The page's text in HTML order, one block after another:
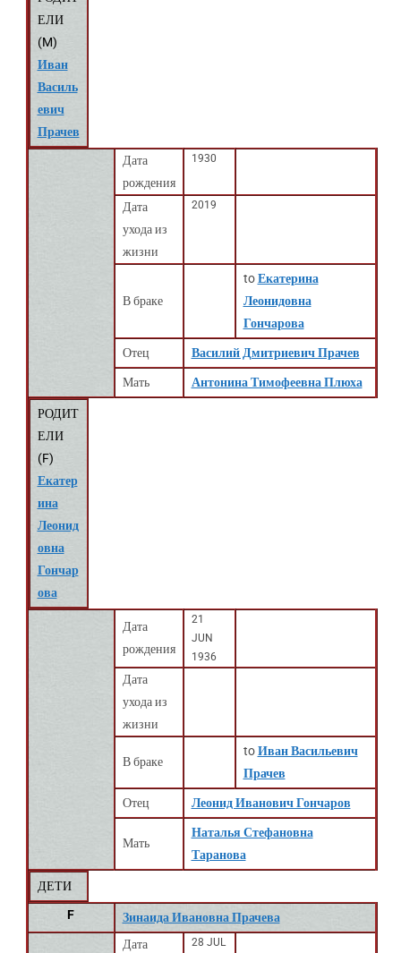
ЕЛИ
(M)
Иван
Василь
евич
Прачев
Дата
рождения
1930
Дата
ухода из
жизни
2019
В браке
toЕкатерина
Леонидовна
Гончарова
Отец Василий Дмитриевич Прачев
Мать Антонина Тимофеевна Плюха
РОДИТ
ЕЛИ
(F)
Екатер
ина
Леонид
овна
Гончар
ова
Дата
рождения
21
JUN
1936
Дата
ухода из
жизни
В браке
toИван Васильевич
Прачев
Отец Леонид Иванович Гончаров
Мать
Наталья Стефановна
Таранова
ДЕТИ
F
Зинаида Ивановна Прачева
Дата
28 JUL